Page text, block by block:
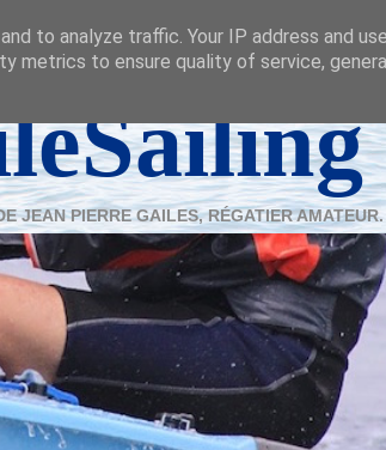
JEAN PIERRE GAILES, RÉGATIER AMATEUR.
to analyze traffic. Your IP address and
metrics to ensure quality of service,